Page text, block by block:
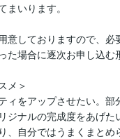
まいります。
意しておりますので、
た場合に逐次お申し込む
メ＞
ィをアップさせたい。
ジナルの完成度をあげた
、自分ではうまくまとめ